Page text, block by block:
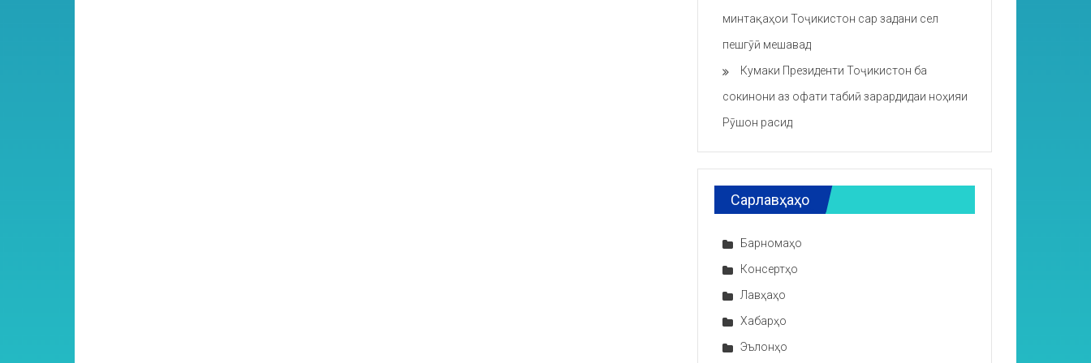
минтақаҳои Тоҷикистон сар задани сел
пешгӯӣ мешавад
Кумаки Президенти Тоҷикистон ба
сокинони аз офати табиӣ зарардидаи ноҳияи
Рӯшон расид
Сарлавҳаҳо
Барномаҳо
Консертҳо
Лавҳаҳо
Хабарҳо
Эълонҳо